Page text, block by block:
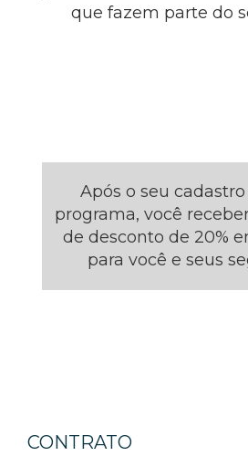
que fazem parte do
Após o seu
programa, você
de desconto de 20%
para você e seus
CONTRATO